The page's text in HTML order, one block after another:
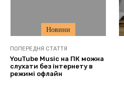
Новини
ПОПЕРЕДНЯ СТАТТЯ
YouTube Music на ПК можна
слухати без інтернету в
режимі офлайн